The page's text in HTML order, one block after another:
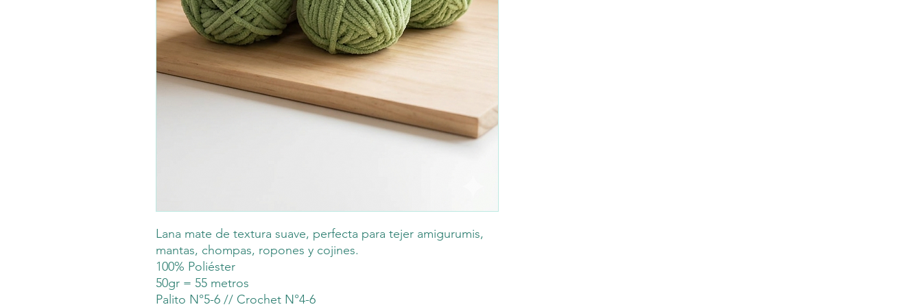
Lana mate de textura suave, perfecta para tejer amigurumis,
mantas, chompas, ropones y cojines.
100% Poliéster
50gr = 55 metros
Palito N°5-6 // Crochet N°4-6